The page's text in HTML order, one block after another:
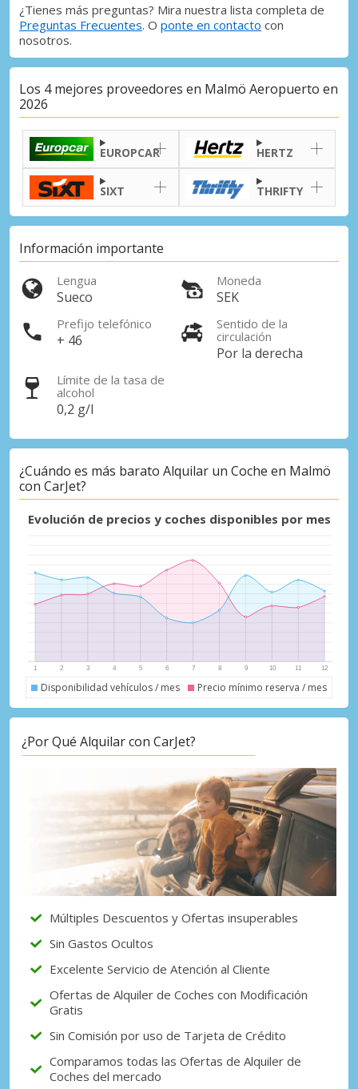
Accede a ofertas exclusivas de nuestros
proveedores.
Iniciar sesión con eLink
¿Tienes más preguntas? Mira nuestra lista completa de
Preguntas Frecuentes. O ponte en contacto con
nosotros.
Los 4 mejores proveedores en Malmö Aeropuerto en
2026
EUROPCAR HERTZ
SIXT THRIFTY
Información importante
Lengua
Sueco
Moneda
SEK
Prefijo telefónico
+ 46
Sentido de la
circulación
Por la derecha
Límite de la tasa de
alcohol
0,2 g/l
¿Cuándo es más barato Alquilar un Coche en Malmö
con CarJet?
Evolución de precios y coches disponibles por mes
Disponibilidad vehículos / mes Precio mínimo reserva / mes
¿Por Qué Alquilar con CarJet?
Múltiples Descuentos y Ofertas insuperables
Sin Gastos Ocultos
Excelente Servicio de Atención al Cliente
Ofertas de Alquiler de Coches con Modificación
Gratis
Sin Comisión por uso de Tarjeta de Crédito
Comparamos todas las Ofertas de Alquiler de
Coches del mercado